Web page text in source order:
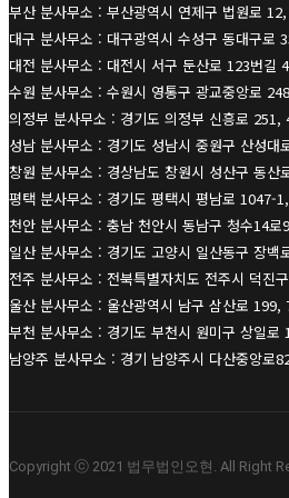
부산 분사무소 : 부산광역시 연제구 법원로
대구 분사무소 : 대구광역시 수성구 동대구로
대전 분사무소 : 대전시 서구 둔산로 123번길
수원 분사무소 : 수원시 영통구 광교중앙로
의정부 분사무소 : 경기도 의정부 신흥로 251,
성남 분사무소 : 경기도 성남시 중원구 산성대
창원 분사무소 : 경상남도 창원시 성산구 동
평택 분사무소 : 경기도 평택시 평남로 1047-
천안 분사무소 : 충남 천안시 동남구 청수14
일산 분사무소 : 경기도 고양시 일산동구 장백
전주 분사무소 : 전북특별자치도 전주시 덕진
울산 분사무소 : 울산광역시 남구 삼산로 199,
부천 분사무소 : 경기도 부천시 원미구 상일
남양주 분사무소 : 경기 남양주시 다산중앙로
Copyright ⓒ 2021 법무법인오현. All Right